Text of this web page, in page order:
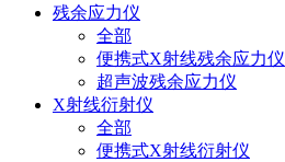
残余应力仪
全部
便携式X射线残余应力仪
超声波残余应力仪
X射线衍射仪
全部
便携式X射线衍射仪